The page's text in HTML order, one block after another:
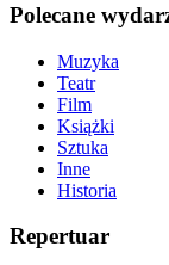
Polecane
Muzyka
Teatr
Film
Książki
Sztuka
Inne
Historia
Repertuar